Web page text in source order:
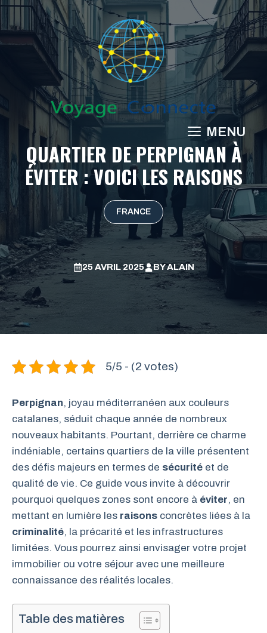
Aller
au
contenu
MENU
QUARTIER DE PERPIGNAN À
ÉVITER : VOICI LES RAISONS
FRANCE
25 AVRIL 2025 BYALAIN
5/5 - (2 votes)
Perpignan, joyau méditerranéen aux couleurs
catalanes, séduit chaque année de nombreux
nouveaux habitants. Pourtant, derrière ce charme
indéniable, certains quartiers de la ville présentent
des défis majeurs en termes de sécurité et de
qualité de vie. Ce guide vous invite à découvrir
pourquoi quelques zones sont encore à éviter, en
mettant en lumière les raisons concrètes liées à la
criminalité, la précarité et les infrastructures
limitées. Vous pourrez ainsi envisager votre projet
immobilier ou votre séjour avec une meilleure
connaissance des réalités locales.
Table des matières